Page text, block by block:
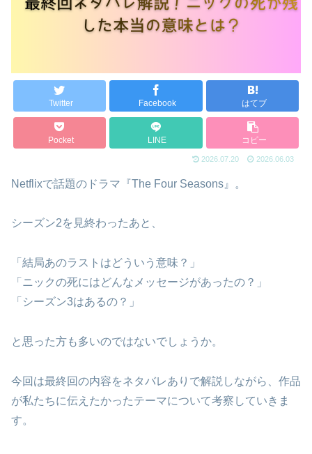
Twitter Facebook はてブ
Pocket LINE コピー
2026.07.20 2026.06.03
Netflixで話題のドラマ『The Four Seasons』。
シーズン2を見終わったあと、
「結局あのラストはどういう意味？」
「ニックの死にはどんなメッセージがあったの？」
「シーズン3はあるの？」
と思った方も多いのではないでしょうか。
今回は最終回の内容をネタバレありで解説しながら、作品
が私たちに伝えたかったテーマについて考察していきま
す。